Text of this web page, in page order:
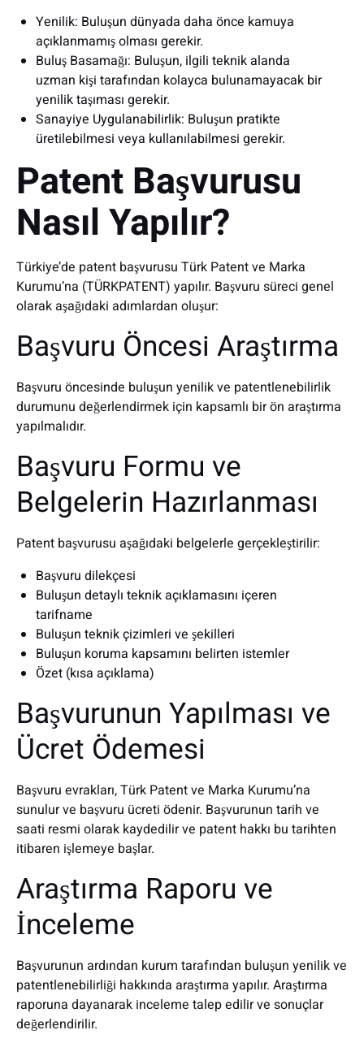
Yenilik: Buluşun dünyada daha önce kamuya
açıklanmamış olması gerekir.
Buluş Basamağı: Buluşun, ilgili teknik alanda
uzman kişi tarafından kolayca bulunamayacak bir
yenilik taşıması gerekir.
Sanayiye Uygulanabilirlik: Buluşun pratikte
üretilebilmesi veya kullanılabilmesi gerekir.
Patent Başvurusu
Nasıl Yapılır?
Türkiye’de patent başvurusu Türk Patent ve Marka
Kurumu’na (TÜRKPATENT) yapılır. Başvuru süreci genel
olarak aşağıdaki adımlardan oluşur:
Başvuru Öncesi Araştırma
Başvuru öncesinde buluşun yenilik ve patentlenebilirlik
durumunu değerlendirmek için kapsamlı bir ön araştırma
yapılmalıdır.
Başvuru Formu ve
Belgelerin Hazırlanması
Patent başvurusu aşağıdaki belgelerle gerçekleştirilir:
Başvuru dilekçesi
Buluşun detaylı teknik açıklamasını içeren
tarifname
Buluşun teknik çizimleri ve şekilleri
Buluşun koruma kapsamını belirten istemler
Özet (kısa açıklama)
Başvurunun Yapılması ve
Ücret Ödemesi
Başvuru evrakları, Türk Patent ve Marka Kurumu’na
sunulur ve başvuru ücreti ödenir. Başvurunun tarih ve
saati resmi olarak kaydedilir ve patent hakkı bu tarihten
itibaren işlemeye başlar.
Araştırma Raporu ve
İnceleme
Başvurunun ardından kurum tarafından buluşun yenilik ve
patentlenebilirliği hakkında araştırma yapılır. Araştırma
raporuna dayanarak inceleme talep edilir ve sonuçlar
değerlendirilir.